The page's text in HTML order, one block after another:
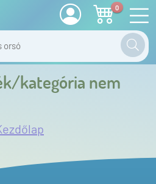
0
kategória nem